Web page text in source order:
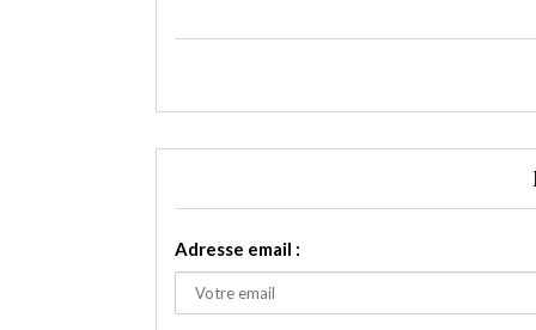
Adresse email :